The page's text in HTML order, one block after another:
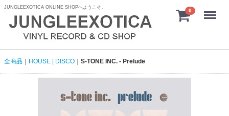
JUNGLEEXOTICA ONLINE SHOPへようこそ。
0 menu
全商品 HOUSE | DISCO S-TONE INC. - Prelude